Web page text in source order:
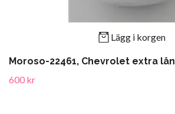
Lägg i korgen
Moroso-22461, Chevrolet extra
600 kr